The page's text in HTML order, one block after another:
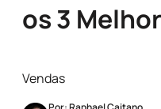
os 3
Vendas